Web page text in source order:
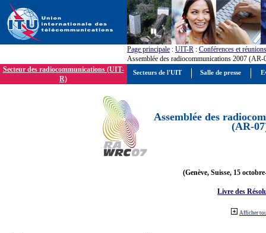
Page principale : UIT-R : Conférences et réunions
Assemblée des radiocommunications 2007 (AR-
Secteur des radiocommunications (UIT-
R)
Assemblée des
(AR-
(Genève, Suisse, 15
Livre des
Afficher
Secteurs de l'UIT Salle de presse